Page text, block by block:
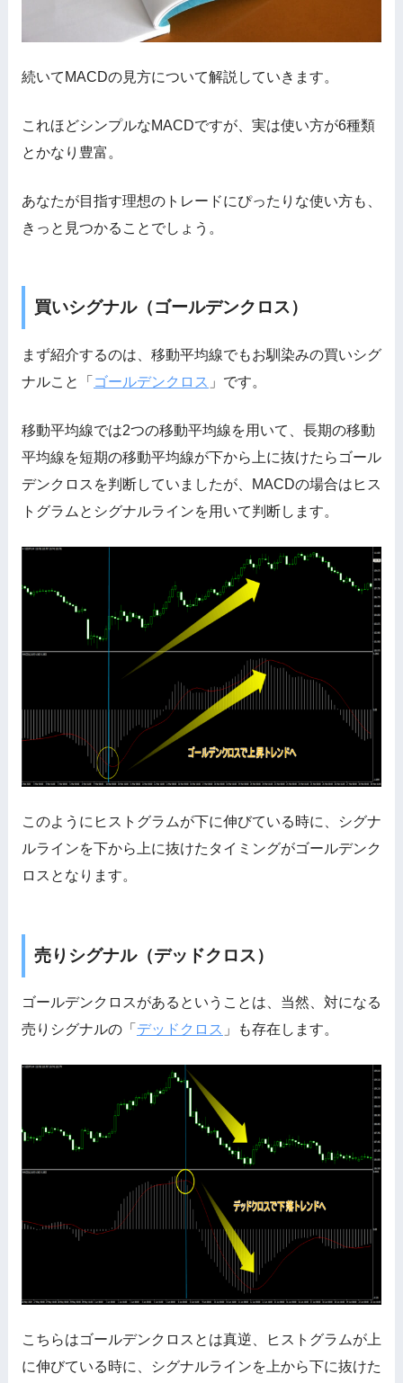
続いてMACDの見方について解説していきます。
これほどシンプルなMACDですが、実は使い方が6種類
とかなり豊富。
あなたが目指す理想のトレードにぴったりな使い方も、
きっと見つかることでしょう。
買いシグナル（ゴールデンクロス）
まず紹介するのは、移動平均線でもお馴染みの買いシグ
ナルこと「 ゴールデンクロス 」です。
移動平均線では2つの移動平均線を用いて、長期の移動
平均線を短期の移動平均線が下から上に抜けたらゴール
デンクロスを判断していましたが、MACDの場合はヒス
トグラムとシグナルラインを用いて判断します。
このようにヒストグラムが下に伸びている時に、シグナ
ルラインを下から上に抜けたタイミングがゴールデンク
ロスとなります。
売りシグナル（デッドクロス）
ゴールデンクロスがあるということは、当然、対になる
売りシグナルの「 デッドクロス 」も存在します。
こちらはゴールデンクロスとは真逆、ヒストグラムが上
に伸びている時に、シグナルラインを上から下に抜けた